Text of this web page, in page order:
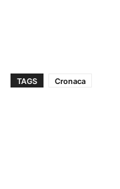
TAGS Cronaca